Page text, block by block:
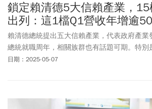
鎖定賴清德5大信賴產業，
出列：這1檔Q1營收年增逾
賴清德總統提出五大信賴產業，代表政府產業
總統就職周年，相關族群也有話題可期。特別
平息之際，520行情似乎更值得留意。
日期：2025-05-07